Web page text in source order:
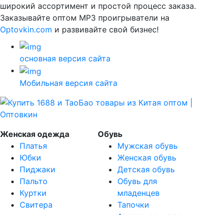
широкий ассортимент и простой процесс заказа.
Заказывайте оптом MP3 проигрыватели на
Optovkin.com и развивайте свой бизнес!
основная версия сайта
Мобильная версия сайта
Женская одежда
Платья
Юбки
Пиджаки
Пальто
Куртки
Свитера
Обувь
Мужская обувь
Женская обувь
Детская обувь
Обувь для
младенцев
Тапочки